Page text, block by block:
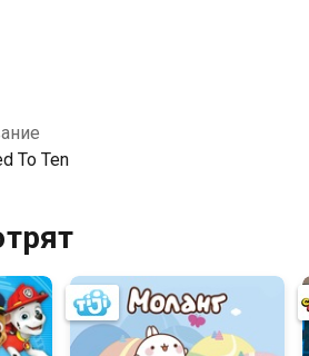
Как полезно знать арифметику
To Ten